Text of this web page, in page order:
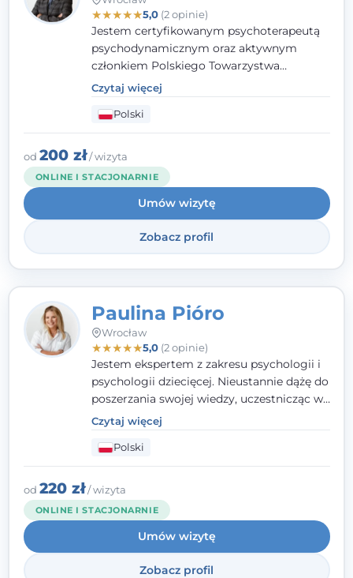
★★★★★5,0(2 opinie)
Jestem certyfikowanym psychoterapeutą
psychodynamicznym oraz aktywnym
członkiem Polskiego Towarzystwa
Psychoterapii Psychodynamicznej. W
mojej pracy zawodowej kładę duży nacisk
na uważne słuchanie Pacjenta. Interesuje
mnie szczególnie psychoterapia zaburzeń
osobowości, zaburzeń nerwicowych i
lękowych, a także zagadnienia związane z
małżeństwem i rodziną, w tym problemy w
relacjach rodzinnych. Nie specjalizuję się w
uzależnieniach.
Czytaj więcej
Polski
od 200 zł/ wizyta
ONLINE I STACJONARNIE
Umów wizytę
Zobacz profil
Paulina Pióro
Wrocław
★★★★★5,0(2 opinie)
Jestem ekspertem z zakresu psychologii i
psychologii dziecięcej. Nieustannie dążę do
poszerzania swojej wiedzy, uczestnicząc w
różnorodnych szkoleniach. Pracując z
dziećmi, młodzieżą i młodymi dorosłymi
niezwykle ważne jest dla mnie poczucie
bezpieczeństwa, zrozumienia oraz wolności
w wyrażaniu swojego zdania. Kieruję się
etyką zawodową, wierząc, że każdy
człowiek powinien otrzymać wsparcie i
pomoc, by poradzić sobie ze swoimi
problemami.
Czytaj więcej
Polski
od 220 zł/ wizyta
ONLINE I STACJONARNIE
Umów wizytę
Zobacz profil